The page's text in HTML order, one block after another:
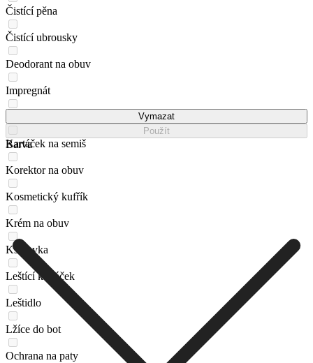
Čistící pěna
Čistící ubrousky
Deodorant na obuv
Impregnát
Kartáček na semiš
Korektor na obuv
Kosmetický kufřík
Krém na obuv
Kšiltovka
Leštící kartáček
Leštidlo
Lžíce do bot
Ochrana na paty
Vymazat
Použít
Barva